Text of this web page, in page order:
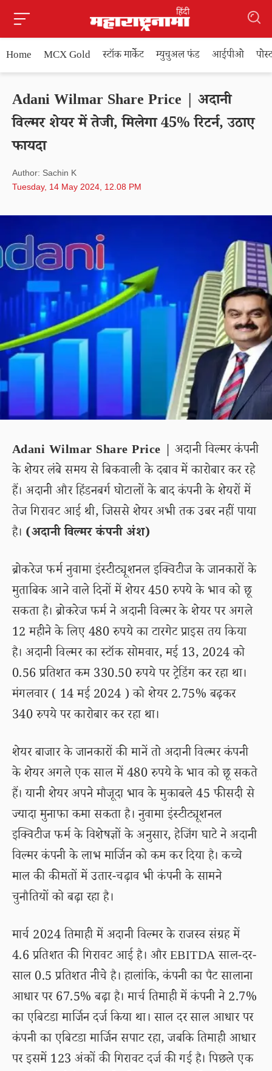
Home MCX Gold स्टॉक मार्केट म्युचुअल फंड आईपीओ
Adani Wilmar Share Price | अदानी
विल्मर शेयर में तेजी, मिलेगा 45% रिटर्न, उठाए
फायदा
Author: Sachin K
Tuesday, 14 May 2024, 12.08 PM
Adani Wilmar Share Price | अदानी विल्मर कंपनी
के शेयर लंबे समय से बिकवाली के दबाव में कारोबार कर रहे
हैं। अदानी और हिंडनबर्ग घोटालों के बाद कंपनी के शेयरों में
तेज गिरावट आई थी, जिससे शेयर अभी तक उबर नहीं पाया
है। (अदानी विल्मर कंपनी अंश)
ब्रोकरेज फर्म नुवामा इंस्टीट्यूशनल इक्विटीज के जानकारों के
मुताबिक आने वाले दिनों में शेयर 450 रुपये के भाव को छू
सकता है। ब्रोकरेज फर्म ने अदानी विल्मर के शेयर पर अगले
12 महीने के लिए 480 रुपये का टारगेट प्राइस तय किया
है। अदानी विल्मर का स्टॉक सोमवार, मई 13, 2024 को
0.56 प्रतिशत कम 330.50 रुपये पर ट्रेडिंग कर रहा था।
मंगलवार ( 14 मई 2024 ) को शेयर 2.75% बढ़कर
340 रुपये पर कारोबार कर रहा था।
शेयर बाजार के जानकारों की मानें तो अदानी विल्मर कंपनी
के शेयर अगले एक साल में 480 रुपये के भाव को छू सकते
हैं। यानी शेयर अपने मौजूदा भाव के मुकाबले 45 फीसदी से
ज्यादा मुनाफा कमा सकता है। नुवामा इंस्टीट्यूशनल
इक्विटीज फर्म के विशेषज्ञों के अनुसार, हेजिंग घाटे ने अदानी
विल्मर कंपनी के लाभ मार्जिन को कम कर दिया है। कच्चे
माल की कीमतों में उतार-चढ़ाव भी कंपनी के सामने
चुनौतियों को बढ़ा रहा है।
मार्च 2024 तिमाही में अदानी विल्मर के राजस्व संग्रह में
4.6 प्रतिशत की गिरावट आई है। और EBITDA साल-दर-
साल 0.5 प्रतिशत नीचे है। हालांकि, कंपनी का पैट सालाना
आधार पर 67.5% बढ़ा है। मार्च तिमाही में कंपनी ने 2.7%
का एबिटडा मार्जिन दर्ज किया था। साल दर साल आधार पर
कंपनी का एबिटडा मार्जिन सपाट रहा, जबकि तिमाही आधार
पर इसमें 123 अंकों की गिरावट दर्ज की गई है। पिछले एक